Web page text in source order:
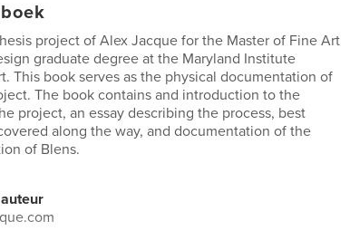
project of Alex Jacque for the Master of Fine Art
graduate degree at the Maryland Institute
This book serves as the physical documentation of
The book contains and introduction to the
project, an essay describing the process, best
along the way, and documentation of the
of Blens.